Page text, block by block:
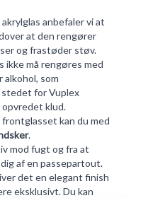
anbefaler vi at
at den rengører
og frastøder støv.
ikke må rengøres med
som
stedet for Vuplex
klud.
kan du med
.
mod fugt og fra at
af en passepartout.
det en elegant finish
eksklusivt. Du kan